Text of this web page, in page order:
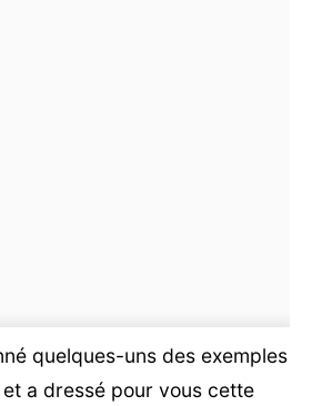
quelques-uns des exemples
a dressé pour vous cette